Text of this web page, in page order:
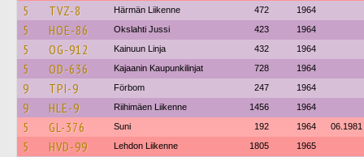
5 TVZ-8 Härmän Liikenne 472 1964
5 HOE-86 Okslahti Jussi 423 1964
5 OG-912 Kainuun Linja 432 1964
5 OD-636 Kajaanin Kaupunkilinjat 728 1964
9 TPI-9 Förbom 247 1964
9 HLE-9 Riihimäen Liikenne 1456 1964
5 GL-376 Suni 192 1964 06.1981
5 HVD-99 Lehdon Liikenne 1805 1965